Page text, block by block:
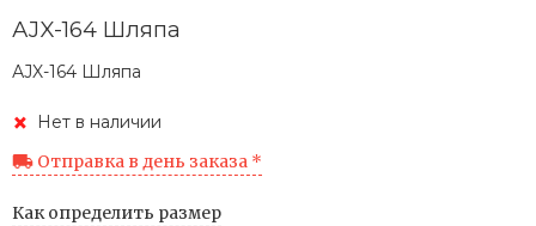
АJX-164 Шляпа
АJX-164 Шляпа
Нет в наличии
Отправка в день заказа *
Как определить размер